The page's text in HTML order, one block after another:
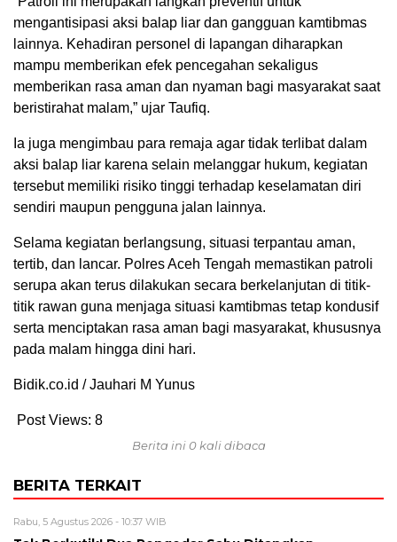
mengantisipasi aksi balap liar dan gangguan kamtibmas
lainnya. Kehadiran personel di lapangan diharapkan
mampu memberikan efek pencegahan sekaligus
memberikan rasa aman dan nyaman bagi masyarakat saat
beristirahat malam,” ujar Taufiq.
Ia juga mengimbau para remaja agar tidak terlibat dalam
aksi balap liar karena selain melanggar hukum, kegiatan
tersebut memiliki risiko tinggi terhadap keselamatan diri
sendiri maupun pengguna jalan lainnya.
Selama kegiatan berlangsung, situasi terpantau aman,
tertib, dan lancar. Polres Aceh Tengah memastikan patroli
serupa akan terus dilakukan secara berkelanjutan di titik-
titik rawan guna menjaga situasi kamtibmas tetap kondusif
serta menciptakan rasa aman bagi masyarakat, khususnya
pada malam hingga dini hari.
Bidik.co.id / Jauhari M Yunus
Post Views: 8
Berita ini 0 kali dibaca
BERITA TERKAIT
Rabu, 5 Agustus 2026 - 10:37 WIB